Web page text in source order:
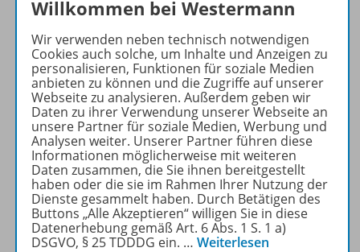
Stark in…
Vielfalt ist unsere Stärke!
Schaffen Sie Lernerfolge für
alle Schülerinnen und Schüler
mit Förderschwerpunkt
Lernen.
Mehr erfahren
Willkommen bei Westermann
Wir verwenden neben technisch notwendigen
Cookies auch solche, um Inhalte und Anzeigen zu
personalisieren, Funktionen für soziale Medien
anbieten zu können und die Zugriffe auf unserer
Webseite zu analysieren. Außerdem geben wir
Daten zu ihrer Verwendung unserer Webseite an
unsere Partner für soziale Medien, Werbung und
Analysen weiter. Unserer Partner führen diese
Informationen möglicherweise mit weiteren
Daten zusammen, die Sie ihnen bereitgestellt
haben oder die sie im Rahmen Ihrer Nutzung der
Dienste gesammelt haben. Durch Betätigen des
Buttons „Alle Akzeptieren“ willigen Sie in diese
Datenerhebung gemäß Art. 6 Abs. 1 S. 1 a)
DSGVO, § 25 TDDDG ein. … Weiterlesen